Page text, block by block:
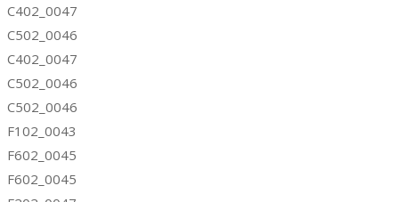
C402_0047
C502_0046
C402_0047
C502_0046
C502_0046
F102_0043
F602_0045
F602_0045